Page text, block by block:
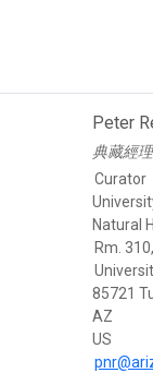
Peter
典藏經理
Curator
Natural
Rm.
85721
AZ
US